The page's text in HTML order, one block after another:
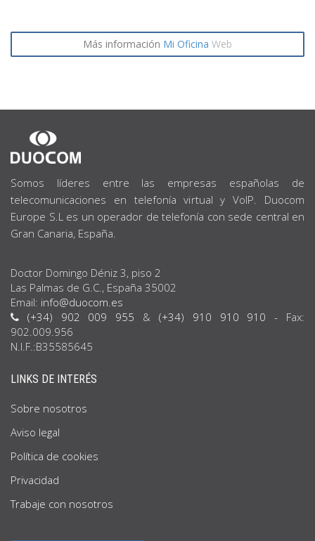
Más información Mi Oficina Web
SOBRE
NOSOTROS
Somos líderes entre las empresas españolas de
telecomunicaciones en telefonía virtual y VoIP. Duocom
Europe S.L es un operador de telefonía con sede central en
Gran Canaria, España.
Doctor Domingo Déniz 3, piso 2
Las Palmas de G.C., España 35002
Email: info@duocom.es
(+34) 902 009 955 & (+34) 910 910 910 - Fax:
902.009.956
N.I.F.:B35585645
LINKS DE INTERÉS
Sobre nosotros
Aviso legal
Política de cookies
Privacidad
Trabaje con nosotros